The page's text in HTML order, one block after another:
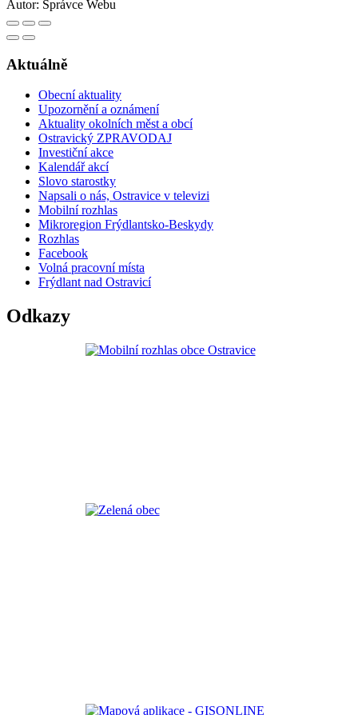
Autor: Správce Webu
Aktuálně
Obecní aktuality
Upozornění a oznámení
Aktuality okolních měst a obcí
Ostravický ZPRAVODAJ
Investiční akce
Kalendář akcí
Slovo starostky
Napsali o nás, Ostravice v televizi
Mobilní rozhlas
Mikroregion Frýdlantsko-Beskydy
Rozhlas
Facebook
Volná pracovní místa
Frýdlant nad Ostravicí
Odkazy